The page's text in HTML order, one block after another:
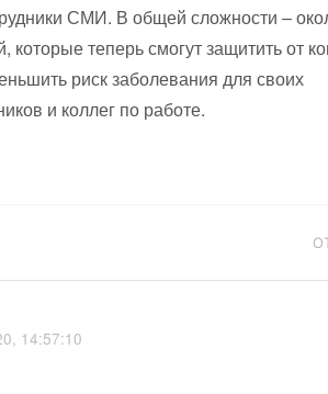
СМИ. В общей сложности –
которые теперь смогут защитить от
риск заболевания для своих
и коллег по работе.
14:57:10